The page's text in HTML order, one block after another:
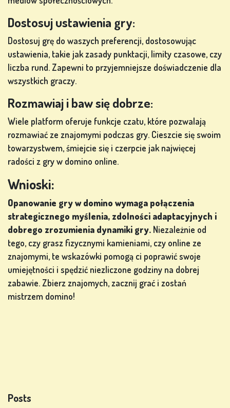
Dostosuj ustawienia gry:
Dostosuj grę do waszych preferencji, dostosowując
ustawienia, takie jak zasady punktacji, limity czasowe, czy
liczba rund. Zapewni to przyjemniejsze doświadczenie dla
wszystkich graczy.
Rozmawiaj i baw się dobrze:
Wiele platform oferuje funkcje czatu, które pozwalają
rozmawiać ze znajomymi podczas gry. Cieszcie się swoim
towarzystwem, śmiejcie się i czerpcie jak najwięcej
radości z gry w domino online.
Wnioski:
Opanowanie gry w domino wymaga połączenia
strategicznego myślenia, zdolności adaptacyjnych i
dobrego zrozumienia dynamiki gry. Niezależnie od
tego, czy grasz fizycznymi kamieniami, czy online ze
znajomymi, te wskazówki pomogą ci poprawić swoje
umiejętności i spędzić niezliczone godziny na dobrej
zabawie. Zbierz znajomych, zacznij grać i zostań
mistrzem domino!
Posts